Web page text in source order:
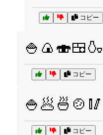
コピー
🍚🍙🍣🍱🍶
コピー
🍚🥟🍜🍲🥢
コピー